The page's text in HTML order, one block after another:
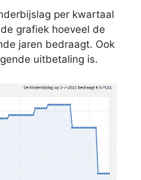
per kwartaal
grafiek hoeveel de
jaren bedraagt. Ook
uitbetaling is.